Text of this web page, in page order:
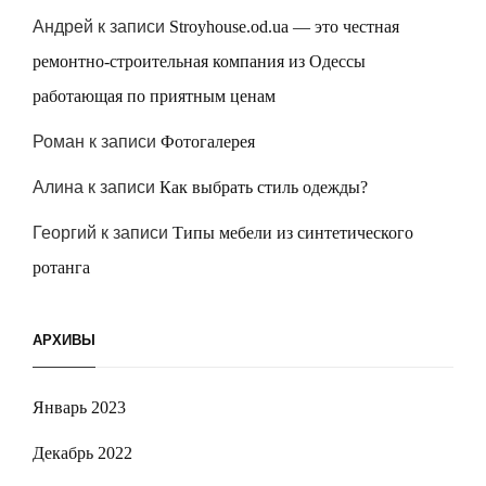
Андрей к записи Stroyhouse.od.ua — это честная
ремонтно-строительная компания из Одессы
работающая по приятным ценам
Роман к записи Фотогалерея
Алина к записи Как выбрать стиль одежды?
Георгий к записи Типы мебели из синтетического
ротанга
АРХИВЫ
Январь 2023
Декабрь 2022